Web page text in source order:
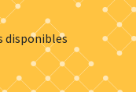
disponibles